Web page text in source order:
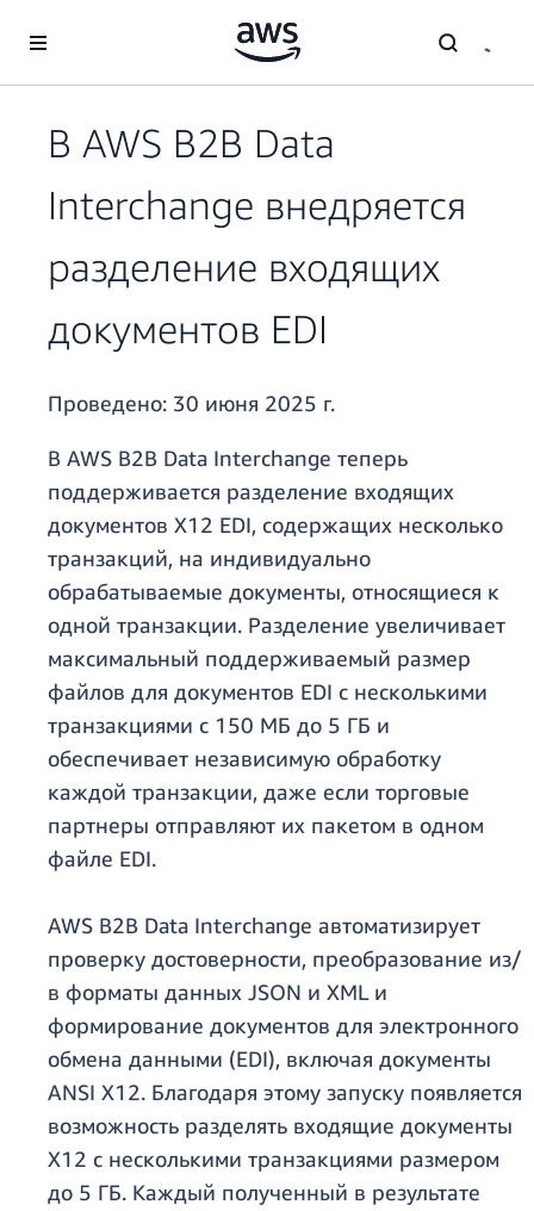
Перейти к главному контенту
В AWS B2B Data
Interchange внедряется
разделение входящих
документов EDI
Проведено: 30 июня 2025 г.
В AWS B2B Data Interchange теперь
поддерживается разделение входящих
документов X12 EDI, содержащих несколько
транзакций, на индивидуально
обрабатываемые документы, относящиеся к
одной транзакции. Разделение увеличивает
максимальный поддерживаемый размер
файлов для документов EDI с несколькими
транзакциями с 150 МБ до 5 ГБ и
обеспечивает независимую обработку
каждой транзакции, даже если торговые
партнеры отправляют их пакетом в одном
файле EDI.
AWS B2B Data Interchange автоматизирует
проверку достоверности, преобразование из/
в форматы данных JSON и XML и
формирование документов для электронного
обмена данными (EDI), включая документы
ANSI X12. Благодаря этому запуску появляется
возможность разделять входящие документы
X12 с несколькими транзакциями размером
до 5 ГБ. Каждый полученный в результате